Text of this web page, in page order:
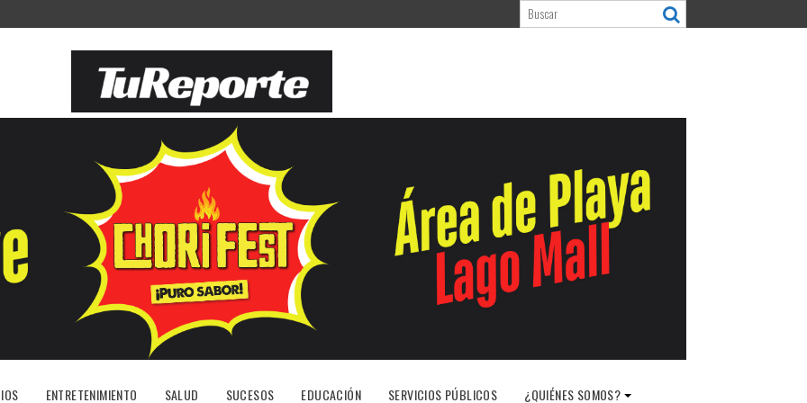
ENTRETENIMIENTO SALUD SUCESOS EDUCACIÓN SERVICIOS PÚBLICOS ¿QUIÉNES SOMOS?